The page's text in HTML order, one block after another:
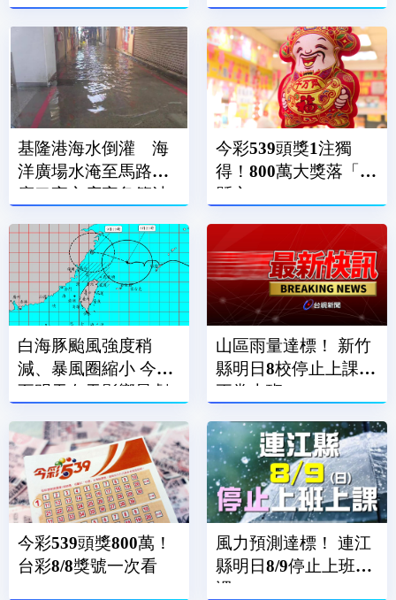
基隆港海水倒灌 海
洋廣場水淹至馬路、
廟口夜市店家急築沙
今彩539頭獎1注獨
得！800萬大獎落「這
縣市」
白海豚颱風強度稍
減、暴風圈縮小 今晚
至明天白天影響最劇
山區雨量達標！ 新竹
縣明日8校停止上課、
正常上班
今彩539頭獎800萬！
台彩8/8獎號一次看
風力預測達標！ 連江
縣明日8/9停止上班上
課